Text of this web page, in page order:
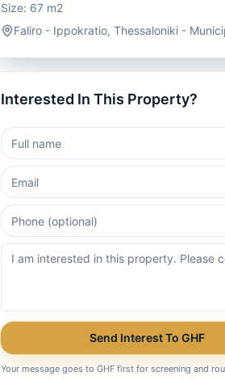
Size: 67m2
Faliro - Ippokratio, Thessaloniki -
Interested In This Property?
Send Interest To GHF
Your message goes to GHF first for screening and